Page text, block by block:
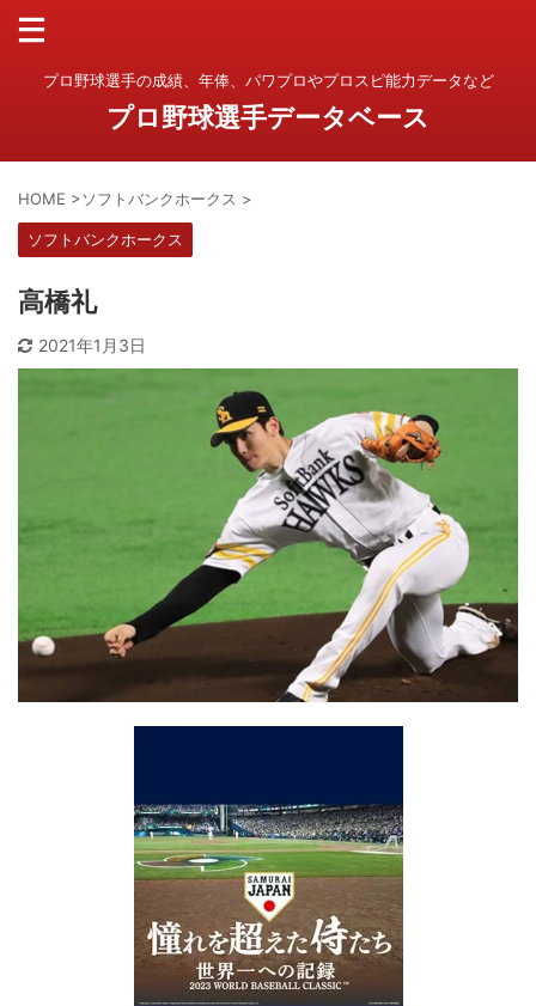
プロ野球選手の成績、年俸、パワプロやプロスピ能力データなど
プロ野球選手データベース
HOME >ソフトバンクホークス >
ソフトバンクホークス
高橋礼
2021年1月3日